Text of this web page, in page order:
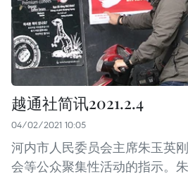
越通社简讯2021.2.4
04/02/2021 10:05
河内市人民委员会主席朱玉英
会等公众聚集性活动的指示。